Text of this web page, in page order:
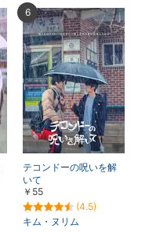
チケット
楽天チケット
エンタメニュース
推し楽
テコンドーの呪いを解
いて
￥55
(4.5)
キム・ヌリム
6